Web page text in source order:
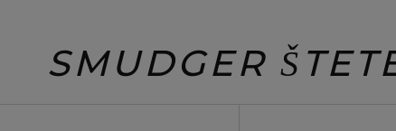
SMUDGER